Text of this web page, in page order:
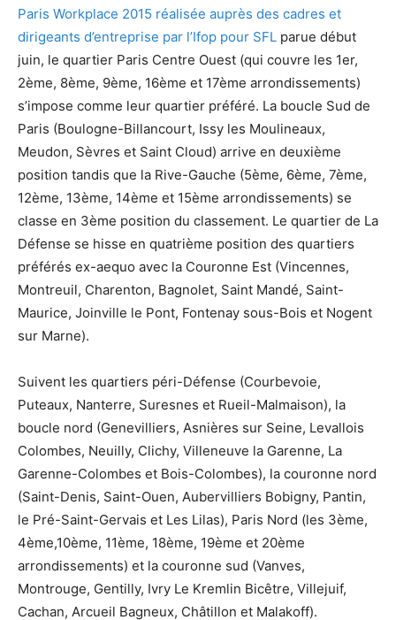
Paris Workplace 2015 réalisée auprès des cadres et
dirigeants d’entreprise par l’Ifop pour SFL parue début
juin, le quartier Paris Centre Ouest (qui couvre les 1er,
2ème, 8ème, 9ème, 16ème et 17ème arrondissements)
s’impose comme leur quartier préféré. La boucle Sud de
Paris (Boulogne-Billancourt, Issy les Moulineaux,
Meudon, Sèvres et Saint Cloud) arrive en deuxième
position tandis que la Rive-Gauche (5ème, 6ème, 7ème,
12ème, 13ème, 14ème et 15ème arrondissements) se
classe en 3ème position du classement. Le quartier de La
Défense se hisse en quatrième position des quartiers
préférés ex-aequo avec la Couronne Est (Vincennes,
Montreuil, Charenton, Bagnolet, Saint Mandé, Saint-
Maurice, Joinville le Pont, Fontenay sous-Bois et Nogent
sur Marne).
Suivent les quartiers péri-Défense (Courbevoie,
Puteaux, Nanterre, Suresnes et Rueil-Malmaison), la
boucle nord (Genevilliers, Asnières sur Seine, Levallois
Colombes, Neuilly, Clichy, Villeneuve la Garenne, La
Garenne-Colombes et Bois-Colombes), la couronne nord
(Saint-Denis, Saint-Ouen, Aubervilliers Bobigny, Pantin,
le Pré-Saint-Gervais et Les Lilas), Paris Nord (les 3ème,
4ème,10ème, 11ème, 18ème, 19ème et 20ème
arrondissements) et la couronne sud (Vanves,
Montrouge, Gentilly, Ivry Le Kremlin Bicêtre, Villejuif,
Cachan, Arcueil Bagneux, Châtillon et Malakoff).